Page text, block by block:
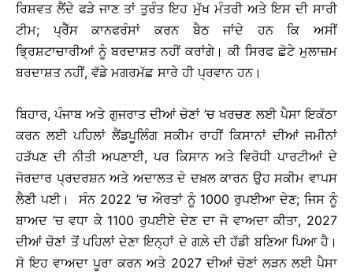
ਰਿਸ਼ਵਤ ਲੈਂਦੇ ਫੜੇ ਜਾਣ ਤਾਂ ਤੁਰੰਤ ਇਹ ਮੁੱਖ ਮੰਤਰੀ ਅਤੇ ਇਸ ਦੀ ਸਾਰੀ
ਟੀਮ; ਪ੍ਰੈੱਸ ਕਾਨਫਰੰਸਾਂ ਕਰਨ ਬੈਠ ਜਾਂਦੇ ਹਨ ਕਿ ਅਸੀਂ
ਭ੍ਰਿਸ਼ਟਾਚਾਰੀਆਂ ਨੂੰ ਬਰਦਾਸ਼ਤ ਨਹੀਂ ਕਰਾਂਗੇ। ਕੀ ਸਿਰਫ ਛੋਟੇ ਮੁਲਾਜ਼ਮ
ਬਰਦਾਸ਼ਤ ਨਹੀਂ, ਵੱਡੇ ਮਗਰਮੱਛ ਸਾਰੇ ਹੀ ਪ੍ਰਵਾਨ ਹਨ।
ਬਿਹਾਰ, ਪੰਜਾਬ ਅਤੇ ਗੁਜਰਾਤ ਦੀਆਂ ਚੋਣਾਂ ’ਚ ਖਰਚਣ ਲਈ ਪੈਸਾ ਇਕੱਠਾ
ਕਰਨ ਲਈ ਪਹਿਲਾਂ ਲੈਂਡਪੂਲਿੰਗ ਸਕੀਮ ਰਾਹੀਂ ਕਿਸਾਨਾਂ ਦੀਆਂ ਜਮੀਨਾਂ
ਹੜੱਪਣ ਦੀ ਨੀਤੀ ਅਪਣਾਈ, ਪਰ ਕਿਸਾਨ ਅਤੇ ਵਿਰੋਧੀ ਪਾਰਟੀਆਂ ਦੇ
ਜੋਰਦਾਰ ਪ੍ਰਦਰਸ਼ਨ ਅਤੇ ਅਦਾਲਤ ਦੇ ਦਖ਼ਲ ਕਾਰਨ ਉਹ ਸਕੀਮ ਵਾਪਸ
ਲੈਣੀ ਪਈ। ਸੰਨ 2022 ’ਚ ਔਰਤਾਂ ਨੂੰ 1000 ਰੁਪਈਆ ਦੇਣ; ਜਿਸ ਨੂੰ
ਬਾਅਦ ’ਚ ਵਧਾ ਕੇ 1100 ਰੁਪਈਏ ਦੇਣ ਦਾ ਜੋ ਵਾਅਦਾ ਕੀਤਾ, 2027
ਦੀਆਂ ਚੋਣਾਂ ਤੋਂ ਪਹਿਲਾਂ ਦੇਣਾ ਇਨ੍ਹਾਂ ਦੇ ਗਲ਼ੇ ਦੀ ਹੱਡੀ ਬਣਿਆ ਪਿਆ ਹੈ।
ਸੋ ਇਹ ਵਾਅਦਾ ਪੂਰਾ ਕਰਨ ਅਤੇ 2027 ਦੀਆਂ ਚੋਣਾਂ ਲੜਨ ਲਈ ਪੈਸਾ